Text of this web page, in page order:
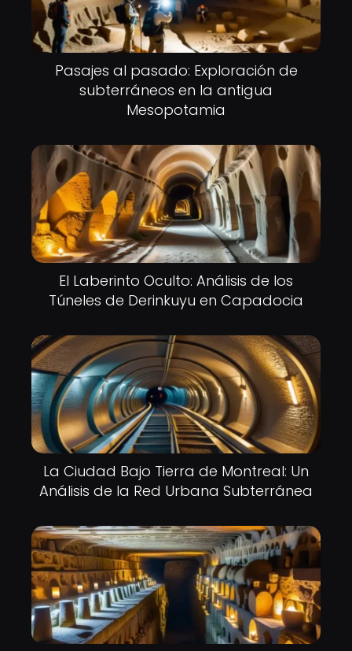
Pasajes al pasado: Exploración de
subterráneos en la antigua
Mesopotamia
El Laberinto Oculto: Análisis de los
Túneles de Derinkuyu en Capadocia
La Ciudad Bajo Tierra de Montreal: Un
Análisis de la Red Urbana Subterránea